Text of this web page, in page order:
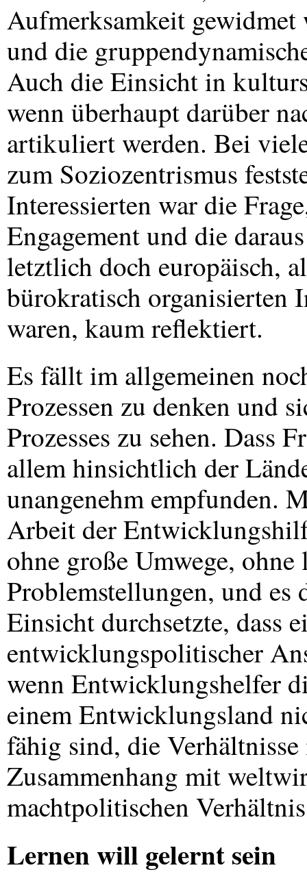
Aufmerksamkeit
und die
Auch die Einsicht in
wenn überhaupt darüber
artikuliert werden. Bei
zum Soziozentrismus
Interessierten war die
Engagement und die
letztlich doch europäisch,
bürokratisch organisierten
waren, kaum reflektiert.
Es fällt im allgemeinen
Prozessen zu denken und
Prozesses zu sehen. Dass
allem hinsichtlich der
unangenehm empfunden.
Arbeit der
ohne große Umwege, ohne
Problemstellungen, und
Einsicht durchsetzte, dass
entwicklungspolitischer
wenn Entwicklungshelfer
einem Entwicklungsland
fähig sind, die
Zusammenhang mit
machtpolitischen
Lernen will gelernt sein